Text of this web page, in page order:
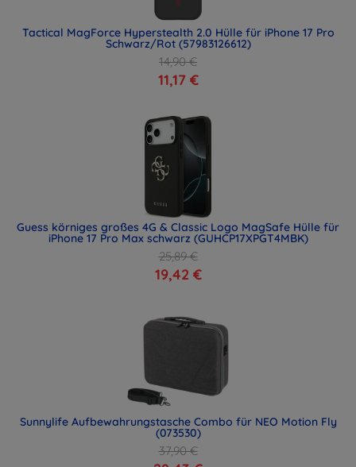
Tactical MagForce Hyperstealth 2.0 Hülle für iPhone 17 Pro
Schwarz/Rot (57983126612)
14,90 €
11,17 €
Guess körniges großes 4G & Classic Logo MagSafe Hülle für
iPhone 17 Pro Max schwarz (GUHCP17XPGT4MBK)
25,89 €
19,42 €
Sunnylife Aufbewahrungstasche Combo für NEO Motion Fly
(073530)
37,90 €